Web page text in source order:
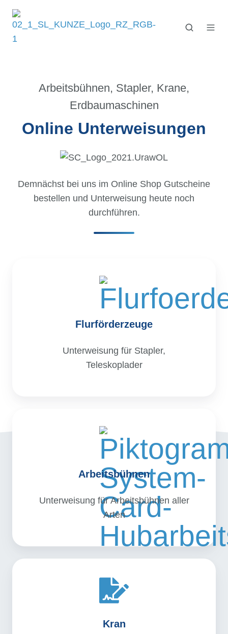
Arbeitsbühnen, Stapler, Krane,
Erdbaumaschinen
Online Unterweisungen
Demnächst bei uns im Online Shop Gutscheine
bestellen und Unterweisung heute noch
durchführen.
Flurförderzeuge
Unterweisung für Stapler,
Teleskoplader
Arbeitsbühnen
Unterweisung für Arbeitsbühnen aller
Arten
Kran